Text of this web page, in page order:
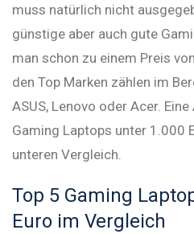
muss natürlich nicht
günstige aber auch gute
man schon zu einem Preis
den Top Marken zählen im
ASUS, Lenovo oder Acer.
Gaming Laptops unter 1.000
unteren Vergleich.
Top 5 Gaming
Euro im Vergleich